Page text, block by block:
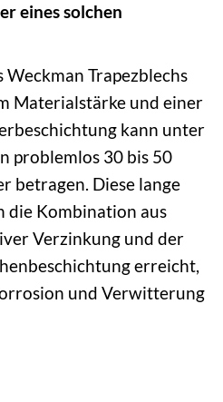
eines solchen
Weckman Trapezblechs
Materialstärke und einer
kann unter
problemlos 30 bis 50
betragen. Diese lange
Kombination aus
Verzinkung und der
erreicht,
und Verwitterung